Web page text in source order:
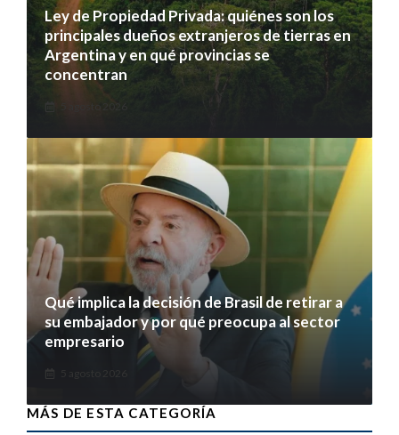
Ley de Propiedad Privada: quiénes son los
principales dueños extranjeros de tierras en
Argentina y en qué provincias se
concentran
Qué implica la decisión de Brasil de retirar a
su embajador y por qué preocupa al sector
empresario
5 agosto 2026
MÁS DE ESTA CATEGORÍA